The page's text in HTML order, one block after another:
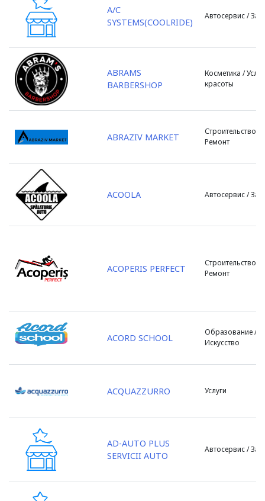
Купчинь
Липканы
Маркулешть
Ниспорень
Новые Анены
Оргеев
Рышканы
с .Флорень
с. Баскалия
с. Баурчи
с. Бульбоака
с. Валчинец
с. Гидигич
с. Джурдрулушть
с. Доброджя
с. Казаклия
с. Кожушна
с. Копчак
с. Лозова
с. Марандень
с. Пересечина
ZityMall
Zorile
A/C
SYSTEMS(COOLRIDE)
Автосервис /
ABRAMS
BARBERSHOP
Косметика /
красоты
ABRAZIV MARKET
Строительство /
Ремонт
ACOOLA Автосервис /
ACOPERIS PERFECT
Строительство /
Ремонт
ACORD SCHOOL
Образование /
Искусство
ACQUAZZURRO Услуги
AD-AUTO PLUS
SERVICII AUTO
Автосервис /